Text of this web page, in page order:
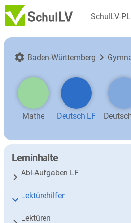
SchulLV-
Baden-Württemberg
Mathe Deutsch LF
Lerninhalte
Abi-Aufgaben LF
Lektürehilfen
Lektüren